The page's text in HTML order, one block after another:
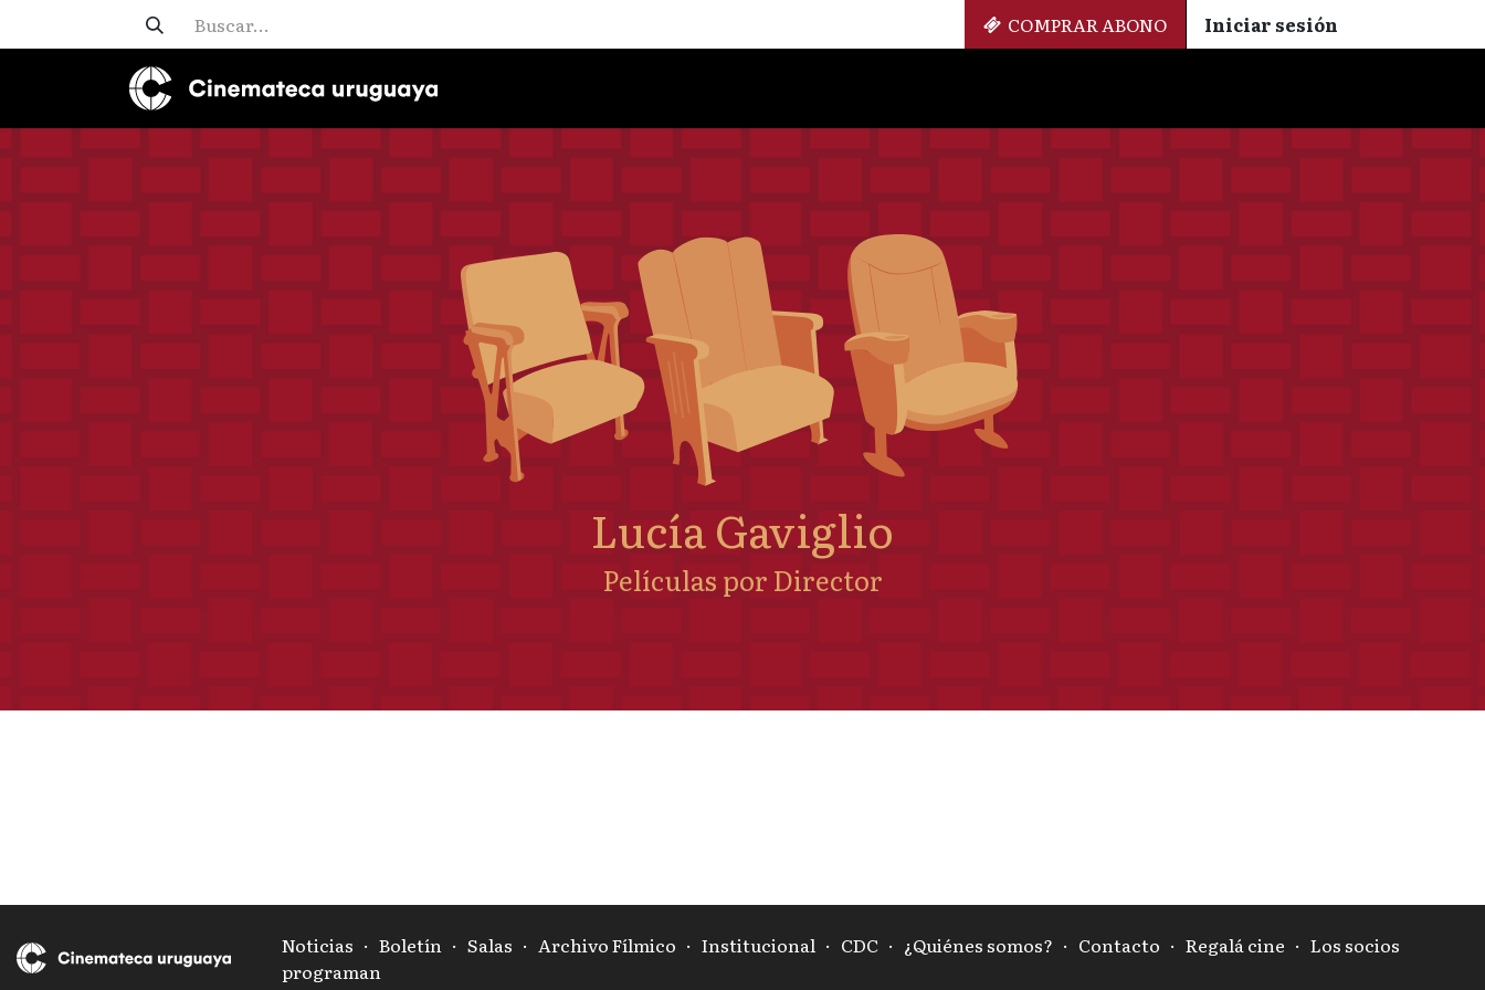
COMPRAR ABONO Iniciar sesión
Lucía Gaviglio
Películas por Director
Noticias · Boletín · Salas · Archivo Fílmico · Institucional · CDC · ¿Quiénes somos? · Contacto · Regalá cine · Los socios
programan